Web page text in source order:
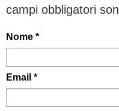
campi obbligatori
Nome *
Email *